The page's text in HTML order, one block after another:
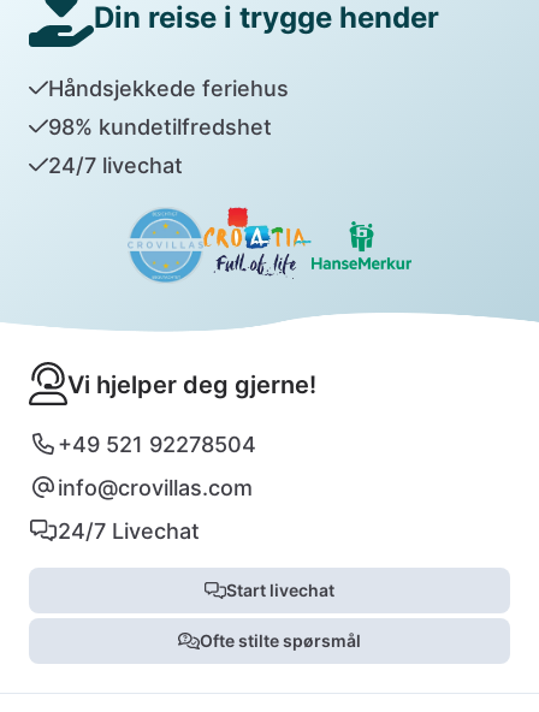
Din reise i trygge hender
Håndsjekkede feriehus
98% kundetilfredshet
24/7 livechat
Vi hjelper deg gjerne!
+49 521 92278504
info@crovillas.com
24/7 Livechat
Start livechat
Ofte stilte spørsmål